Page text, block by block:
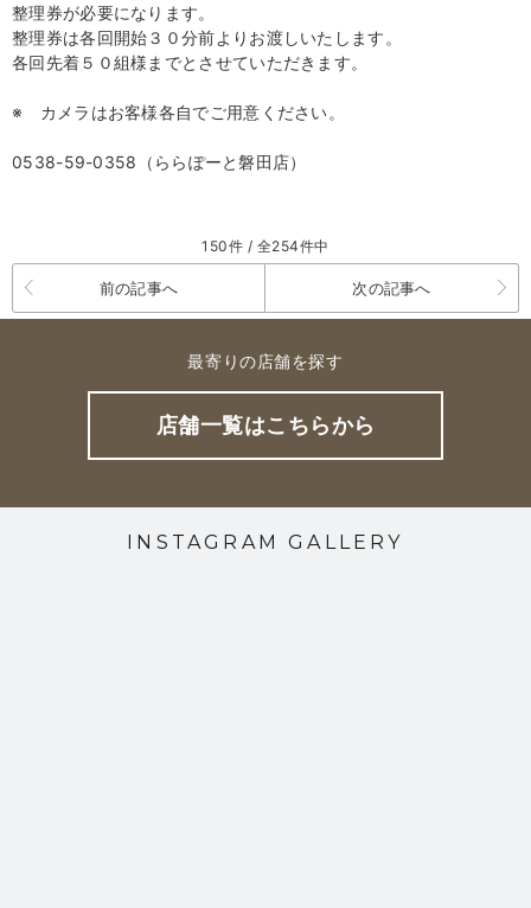
整理券が必要になります。
整理券は各回開始３０分前よりお渡しいたします。
各回先着５０組様までとさせていただきます。
※ カメラはお客様各自でご用意ください。
0538-59-0358（ららぽーと磐田店）
150件 / 全254件中
前の記事へ 次の記事へ
最寄りの店舗を探す
店舗一覧はこちらから
INSTAGRAM GALLERY